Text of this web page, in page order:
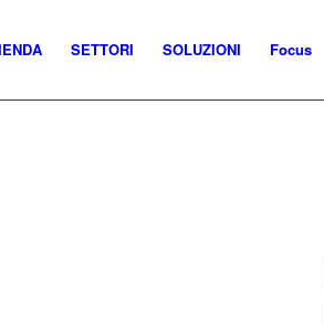
SETTORI SOLUZIONI Focus